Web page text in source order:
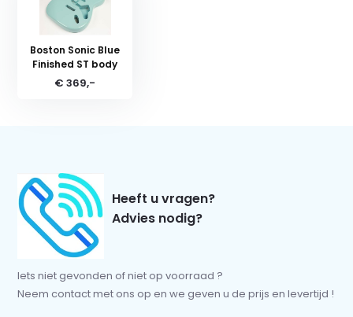
Boston Sonic Blue
Finished ST body
€ 369,-
Heeft u vragen?
Advies nodig?
Iets niet gevonden of niet op voorraad ?
Neem contact met ons op en we geven u de prijs en levertijd !